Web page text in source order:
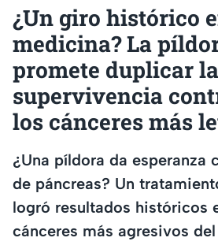
¿Un giro histórico
medicina? La
promete duplicar la
supervivencia
los cánceres más
¿Una píldora da esperanza
de páncreas? Un
logró resultados históricos
cánceres más agresivos